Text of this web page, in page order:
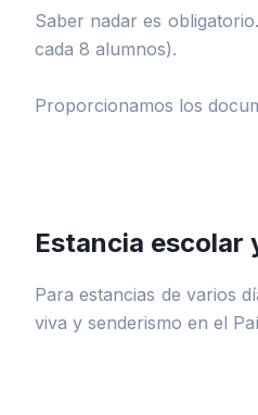
Saber nadar es
cada 8 alumnos).
Proporcionamos los
Estancia escolar
Para estancias de varios
viva y senderismo en el